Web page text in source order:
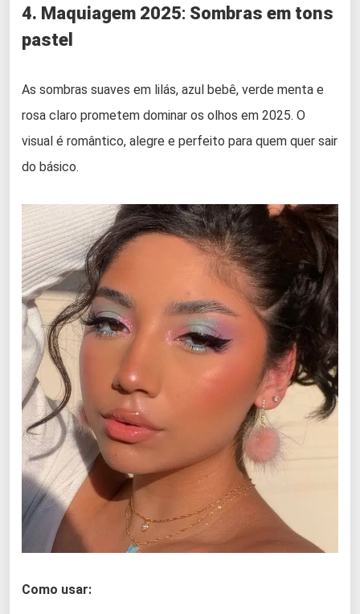
4. Maquiagem 2025: Sombras em tons
pastel
As sombras suaves em lilás, azul bebê, verde menta e
rosa claro prometem dominar os olhos em 2025. O
visual é romântico, alegre e perfeito para quem quer sair
do básico.
Como usar: